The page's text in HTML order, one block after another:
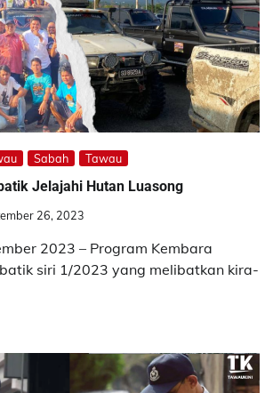
Sabah Tawau
Jelajahi Hutan Luasong
26, 2023
2023 – Program Kembara
siri 1/2023 yang melibatkan kira-